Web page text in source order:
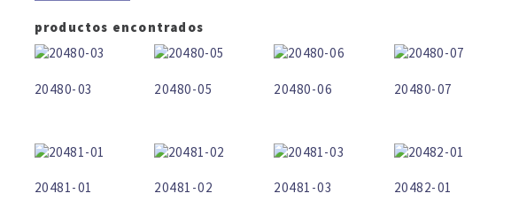
productos encontrados
20480-03 20480-05 20480-06 20480-07
20481-01 20481-02 20481-03 20482-01